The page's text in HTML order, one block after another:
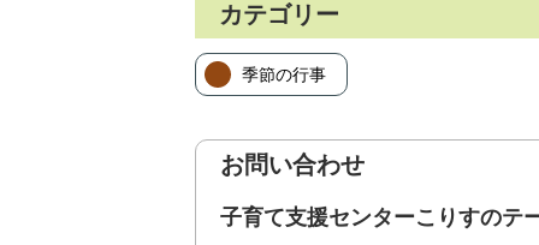
カテゴリー
季節の行事
お問い合わせ
子育て支援センターこりすのテ